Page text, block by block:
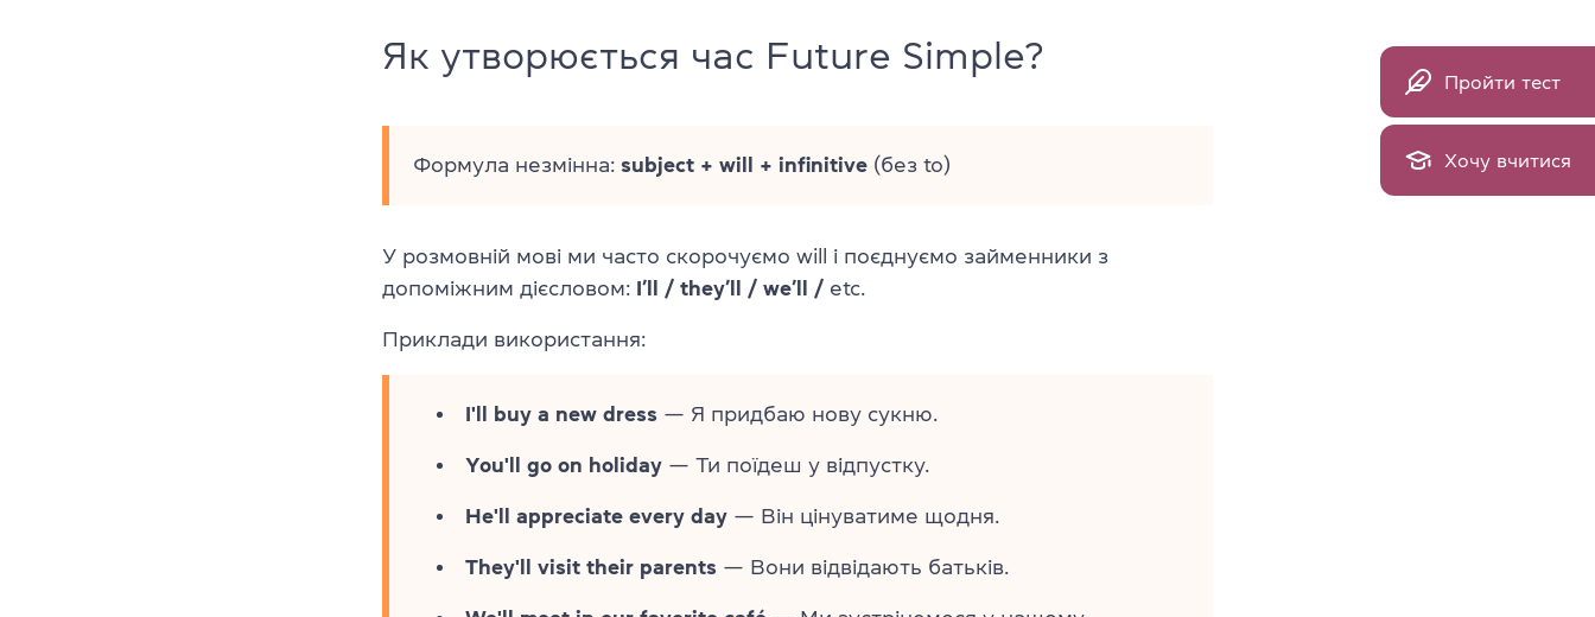
Як утворюється час Future Simple?
Формула незмінна: subject + will + infinitive (без to)
У розмовній мові ми часто скорочуємо will і поєднуємо займенники з
допоміжним дієсловом: I’ll / they’ll / we’ll / etc.
Приклади використання:
I'll buy a new dress — Я придбаю нову сукню.
You'll go on holiday — Ти поїдеш у відпустку.
He'll appreciate every day — Він цінуватиме щодня.
They'll visit their parents — Вони відвідають батьків.
Пройти тест
Хочу вчитися